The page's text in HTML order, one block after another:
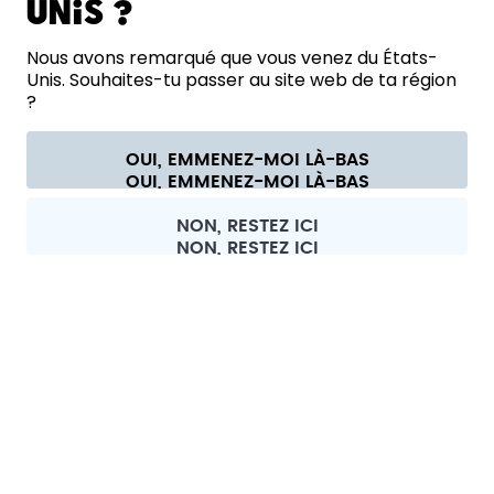
AIDE
NOUS CONTACTER
Conditions générales de vente et informations aux clients
Politique de confidentialité Mentions légales
Se rétracter du contrat
Tous les prix sont TTC et hors frais de port.
Unis ?
Nous avons remarqué que vous venez du États-
Unis. Souhaites-tu passer au site web de ta région
?
OUI, EMMENEZ-MOI LÀ-BAS
NON, RESTEZ ICI